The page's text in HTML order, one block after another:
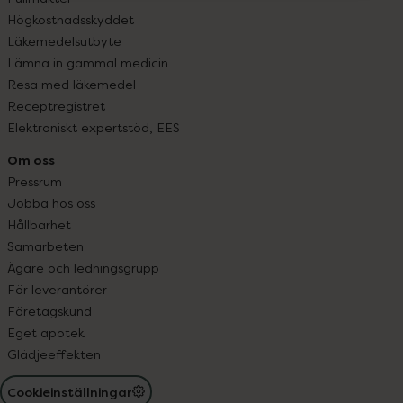
Högkostnadsskyddet
Läkemedelsutbyte
Lämna in gammal medicin
Resa med läkemedel
Receptregistret
Elektroniskt expertstöd, EES
Om oss
Pressrum
Jobba hos oss
Hållbarhet
Samarbeten
Ägare och ledningsgrupp
För leverantörer
Företagskund
Eget apotek
Glädjeeffekten
Cookieinställningar